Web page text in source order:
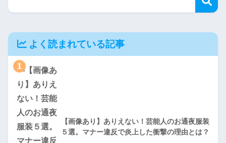
よく読まれている記事
1
【画像あり】ありえない！芸能人のお通夜服装
５選。マナー違反で炎上した衝撃の理由とは？